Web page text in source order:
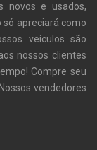
novos e usados,
só apreciará como
veículos são
nossos clientes
Compre seu
vendedores